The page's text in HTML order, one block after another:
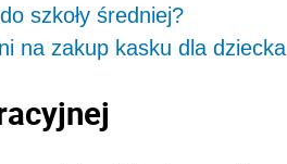
szkoły średniej?
na zakup kasku dla dziecka